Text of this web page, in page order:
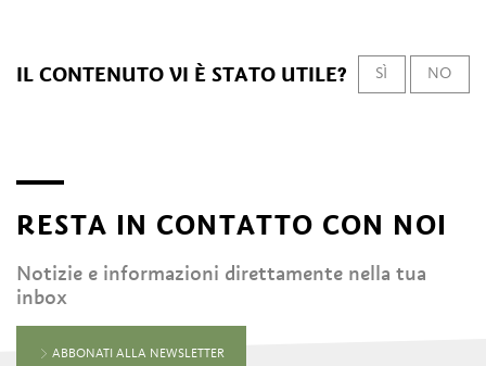
IL CONTENUTO VI È STATO UTILE? SÌ NO
RESTA IN CONTATTO CON NOI
Notizie e informazioni direttamente nella tua
inbox
ABBONATI ALLA NEWSLETTER